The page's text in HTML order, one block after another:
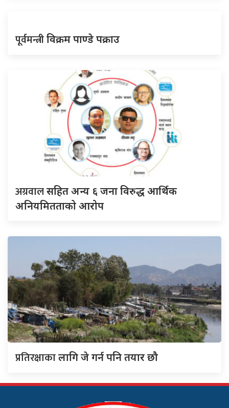
पूर्वमन्त्रीविक्रम पाण्डे पक्राउ
अग्रवालसहित अन्य ६ जना विरुद्ध आर्थिक
अनियमितताको आरोप
प्रतिरक्षाकालागि जे गर्न पनि तयार छौ